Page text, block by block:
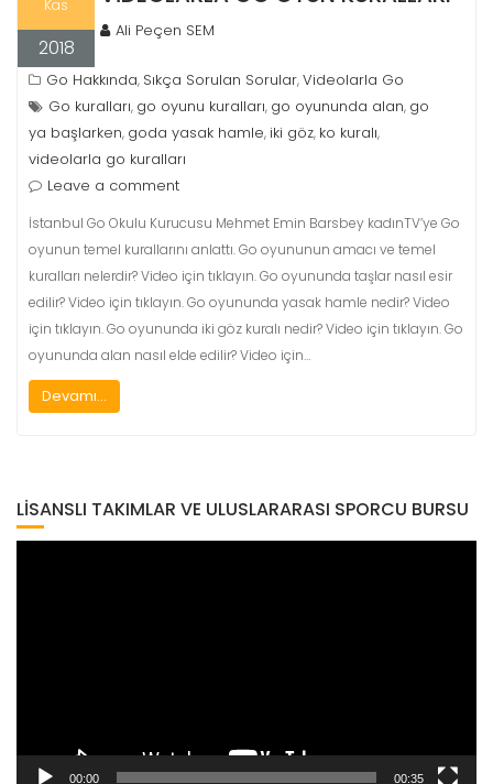
Kas
2018
Ali Peçen SEM
Go Hakkında, Sıkça Sorulan Sorular,Videolarla Go
Go kuralları, go oyunu kuralları, go oyununda alan, go
ya başlarken, goda yasak hamle, iki göz, ko kuralı,
videolarla go kuralları
Leave a comment
İstanbul Go Okulu Kurucusu Mehmet Emin Barsbey kadınTV’ye Go
oyunun temel kurallarını anlattı. Go oyununun amacı ve temel
kuralları nelerdir? Video için tıklayın. Go oyununda taşlar nasıl esir
edilir? Video için tıklayın. Go oyununda yasak hamle nedir? Video
için tıklayın. Go oyununda iki göz kuralı nedir? Video için tıklayın. Go
oyununda alan nasıl elde edilir? Video için…
Devamı...
LISANSLI TAKIMLAR VE ULUSLARARASI SPORCU BURSU
00:00 00:35